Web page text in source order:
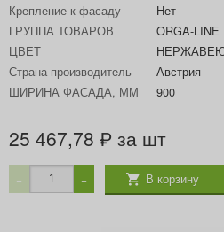
Крепление к фасаду
Нет
ГРУППА ТОВАРОВ
ORGA-LINE
ЦВЕТ
Страна производитель
Австрия
ШИРИНА ФАСАДА, ММ
900
25 467,78 ₽ за шт
− + В корзину